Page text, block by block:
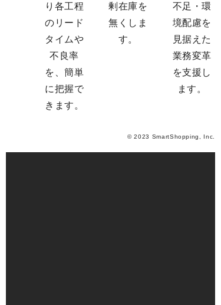
り各工程
のリード
タイムや
不良率
を、簡単
に把握で
きます。
剰在庫を
無くしま
す。
不足・環
境配慮を
見据えた
業務変革
を支援し
ます。
© 2023 SmartShopping, Inc.